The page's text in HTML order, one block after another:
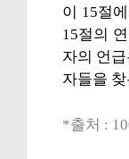
이 15절
15절의
자의 언
자들을
*출처 :